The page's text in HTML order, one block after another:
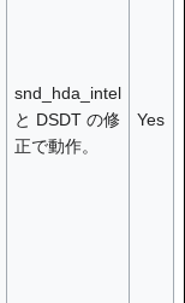
snd_hda_intel
と DSDT の修
正で動作。
Yes